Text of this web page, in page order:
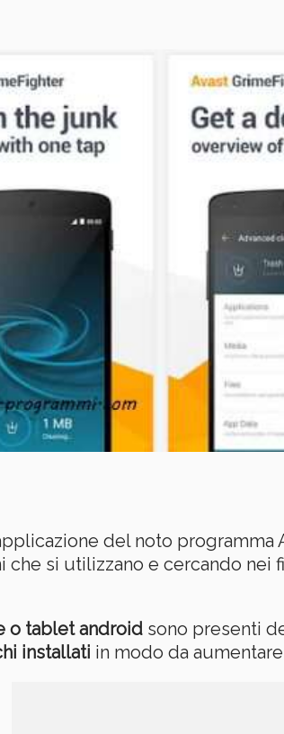
del noto
si utilizzano e cercando nei
o tablet android sono presenti
installati in modo da